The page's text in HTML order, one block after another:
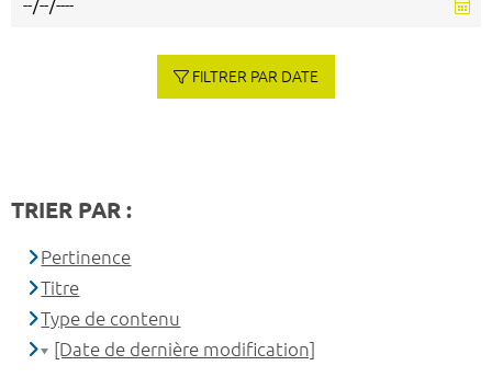
FILTRER PAR DATE
TRIER PAR :
Pertinence
Titre
Type de contenu
[Date de dernière modification]